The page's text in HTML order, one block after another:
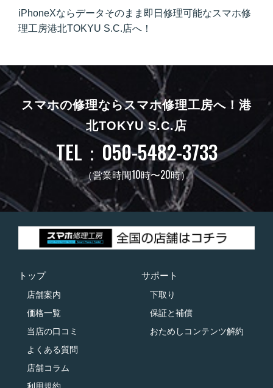
iPhoneXならデータそのまま即日修理可能なスマホ修
理工房港北TOKYU S.C.店へ！
スマホの修理ならスマホ修理工房へ！ 港
北TOKYU S.C.店
TEL：050-5482-3733
（営業時間10時〜20時）
トップ
店舗案内
価格一覧
当店の口コミ
よくある質問
店舗コラム
サポート
下取り
保証と補償
おためしコンテンツ解約